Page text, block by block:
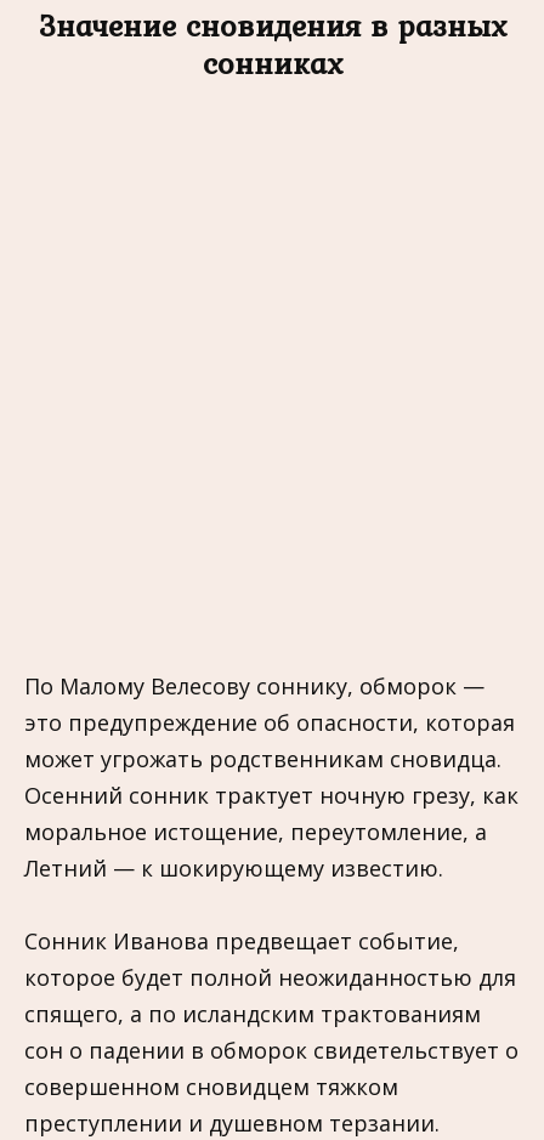
Значение сновидения в разных
сонниках
По Малому Велесову соннику, обморок —
это предупреждение об опасности, которая
может угрожать родственникам сновидца.
Осенний сонник трактует ночную грезу, как
моральное истощение, переутомление, а
Летний — к шокирующему известию.
Сонник Иванова предвещает событие,
которое будет полной неожиданностью для
спящего, а по исландским трактованиям
сон о падении в обморок свидетельствует о
совершенном сновидцем тяжком
преступлении и душевном терзании.